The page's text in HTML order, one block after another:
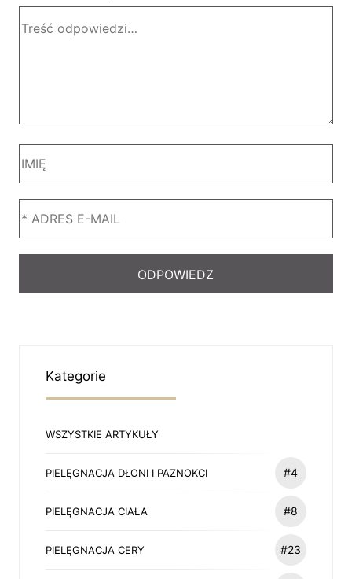
Kategorie
WSZYSTKIE ARTYKUŁY
PIELĘGNACJA DŁONI I PAZNOKCI #4
PIELĘGNACJA CIAŁA #8
PIELĘGNACJA CERY #23